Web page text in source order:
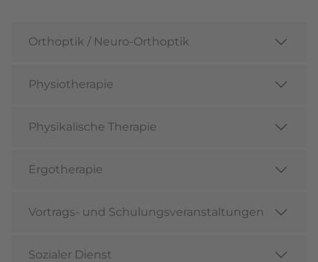
Orthoptik / Neuro-Orthoptik
Physiotherapie
Physikalische Therapie
Ergotherapie
Vortrags- und Schulungsveranstaltungen
Sozialer Dienst